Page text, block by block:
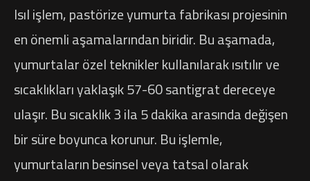
Isıl işlem, pastörize yumurta fabrikası projesinin
en önemli aşamalarından biridir. Bu aşamada,
yumurtalar özel teknikler kullanılarak ısıtılır ve
sıcaklıkları yaklaşık 57-60 santigrat dereceye
ulaşır. Bu sıcaklık 3 ila 5 dakika arasında değişen
bir süre boyunca korunur. Bu işlemle,
yumurtaların besinsel veya tatsal olarak